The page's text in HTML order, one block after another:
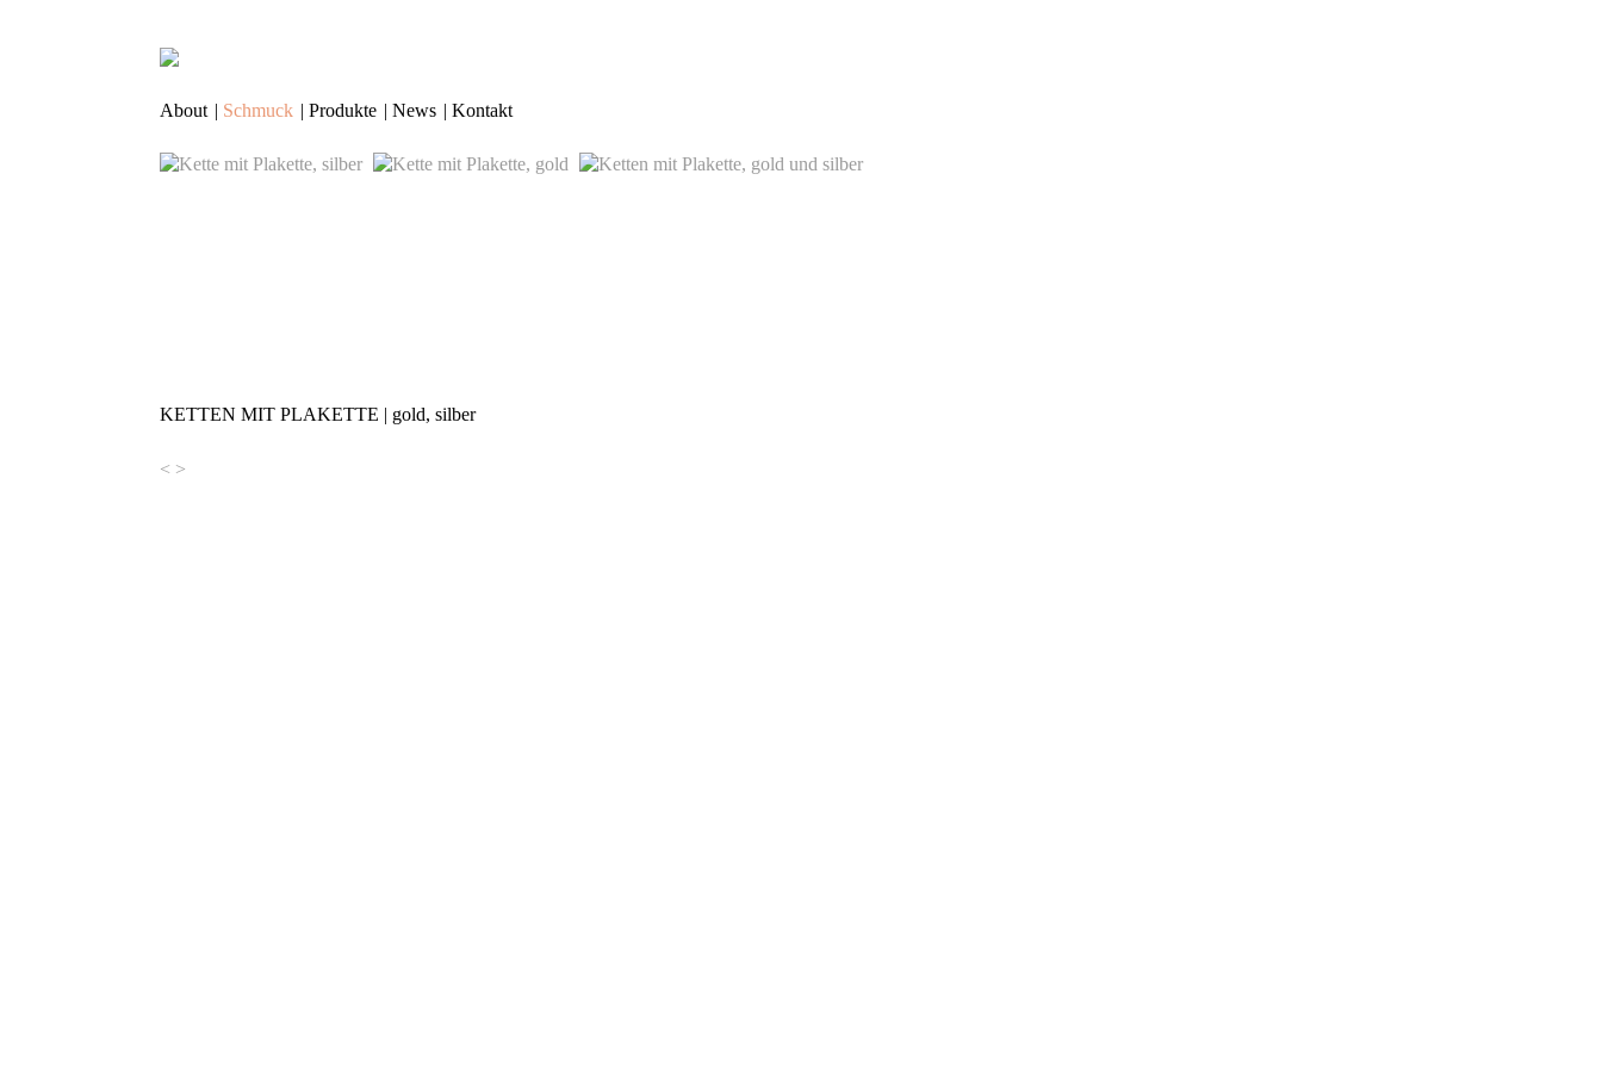
About | Schmuck |Produkte |News |Kontakt
KETTEN MIT PLAKETTE | gold, silber
< >